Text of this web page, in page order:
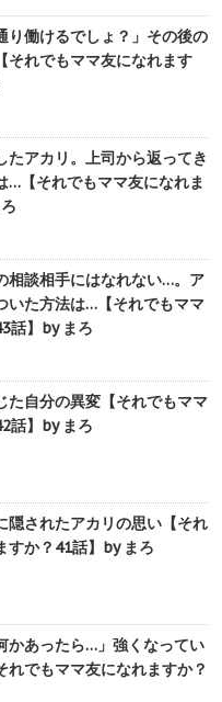
り働けるでしょ？」その後の
それでもママ友になれます
たアカリ。上司から返ってき
…【それでもママ友になれま
相談相手にはなれない…。ア
いた方法は…【それでもママ
話】by まろ
た自分の異変【それでもママ
話】by まろ
隠されたアカリの思い【それ
すか？41話】by まろ
かあったら…」強くなってい
れでもママ友になれますか？